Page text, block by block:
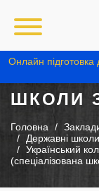
Онлайн
ШКОЛИ
Головна
Державні школи
Український
(спеціалізована